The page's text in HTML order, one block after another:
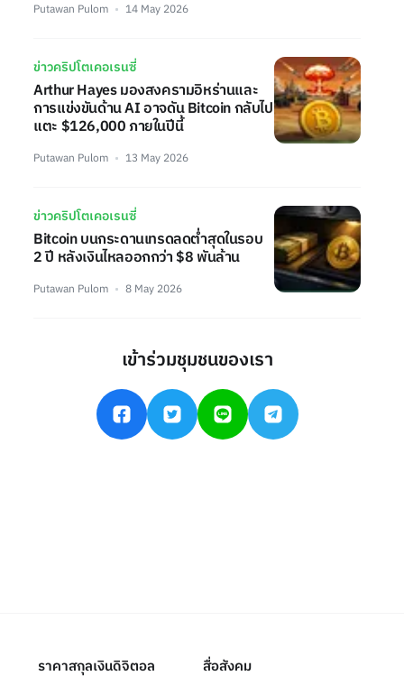
Putawan Pulom 14 May 2026
ข่าวคริปโตเคอเรนซี่
Arthur Hayes มองสงครามอิหร่านและ
การแข่งขันด้าน AI อาจดัน Bitcoin กลับไป
แตะ $126,000 ภายในปีนี้
Putawan Pulom 13 May 2026
ข่าวคริปโตเคอเรนซี่
Bitcoin บนกระดานเทรดลดต่ำสุดในรอบ
2 ปี หลังเงินไหลออกกว่า $8 พันล้าน
Putawan Pulom 8 May 2026
เข้าร่วมชุมชนของเรา
ราคาสกุลเงินดิจิตอล สื่อสังคม